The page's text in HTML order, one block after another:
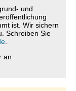
und
ist. Wir sichern
Schreiben Sie
an